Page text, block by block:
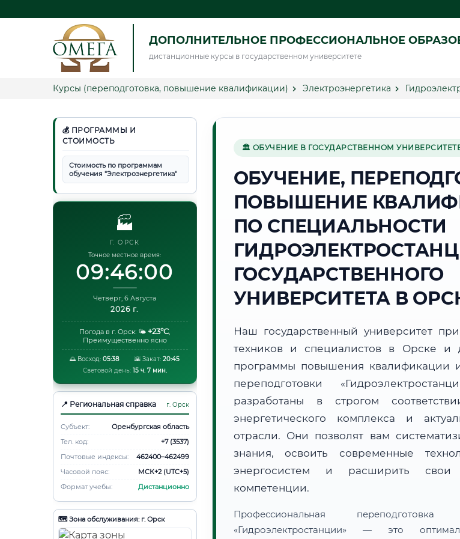
ДОПОЛНИТЕЛЬНОЕ ПРОФЕССИОНАЛЬНОЕ
дистанционные курсы в государственном университете
Курсы (переподготовка, повышение квалификации) Электроэнергетика
💰 ПРОГРАММЫ И
СТОИМОСТЬ
Стоимость по программам
обучения "Электроэнергетика"
🏭
Г. ОРСК
Точное местное время:
09:46:01
Четверг, 6 Августа
2026 г.
Погода в г. Орск: 🌤️ +23°C,
Преимущественно ясно
🌅 Восход: 05:38 🌇 Закат:20:45
Световой день: 15 ч. 7 мин.
📍 Региональная справка г. Орск
Субъект:
Оренбургская область
Тел. код:
+7 (3537)
Почтовые индексы:
462400–462499
Часовой пояс:
МСК+2 (UTC+5)
Формат учебы:
Дистанционно
🗺️ Зона обслуживания: г. Орск
🏛 ОБУЧЕНИЕ В ГОСУДАРСТВЕННОМ
ОБУЧЕНИЕ,
ПОВЫШЕНИЕ
ПО СПЕЦИАЛЬНОСТИ
ГОСУДАРСТВЕННОГО
УНИВЕРСИТЕТА В
Наш государственный университет
техников и специалистов в Орске и
программы повышения квалификации
переподготовки
разработаны в строгом
энергетического комплекса и
отрасли. Они позволят вам
знания, освоить современные
энергосистем и расширить свои
компетенции.
Профессиональная
«Гидроэлектростанции» — это